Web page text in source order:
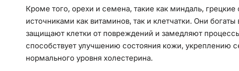
Кроме того, орехи и семена, такие как миндаль,
источниками как витаминов, так и клетчатки. Они
защищают клетки от повреждений и замедляют
способствует улучшению состояния кожи, укреплению
нормального уровня холестерина.